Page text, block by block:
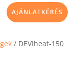
AJÁNLATKÉRÉS
/ DEVIheat-150